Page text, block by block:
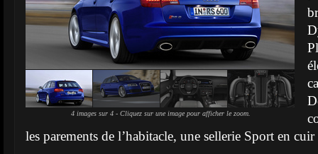
4 images sur 4 - Cliquez sur une image pour afficher le zoom.
les parements de l’habitacle, une sellerie Sport en cuir